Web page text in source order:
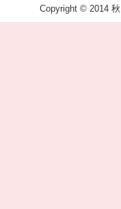
Copyright © 2014